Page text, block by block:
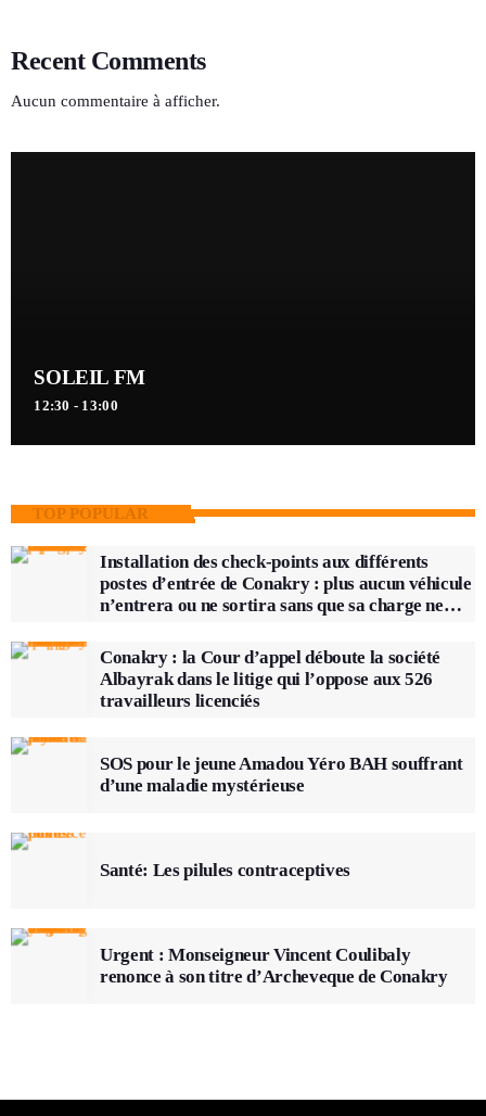
Recent Comments
Aucun commentaire à afficher.
SOLEIL FM
12:30 - 13:00
TOP POPULAR
Installation des check-points aux différents
postes d’entrée de Conakry : plus aucun véhicule
n’entrera ou ne sortira sans que sa charge ne
Conakry : la Cour d’appel déboute la société
Albayrak dans le litige qui l’oppose aux 526
travailleurs licenciés
SOS pour le jeune Amadou Yéro BAH souffrant
d’une maladie mystérieuse
Santé: Les pilules contraceptives
Urgent : Monseigneur Vincent Coulibaly
renonce à son titre d’Archeveque de Conakry